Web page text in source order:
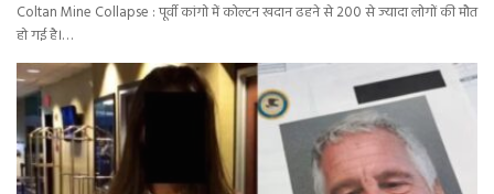
Coltan Mine Collapse : पूर्वी कांगो में कोल्टन खदान ढहने से 200 से ज्यादा लोगों की मौत
हो गई है।…